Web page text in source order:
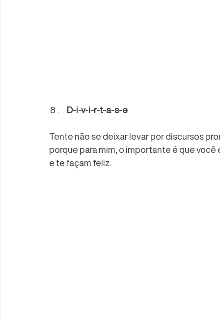
D-i-v-i-r-t-a-s-e
Tente não se deixar levar por discursos
porque para mim, o importante é que
e te façam feliz.